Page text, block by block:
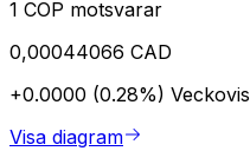
1 COP motsvarar
0,00044066 CAD
+0.0000 (0.28%) Veckovis
Visa diagram